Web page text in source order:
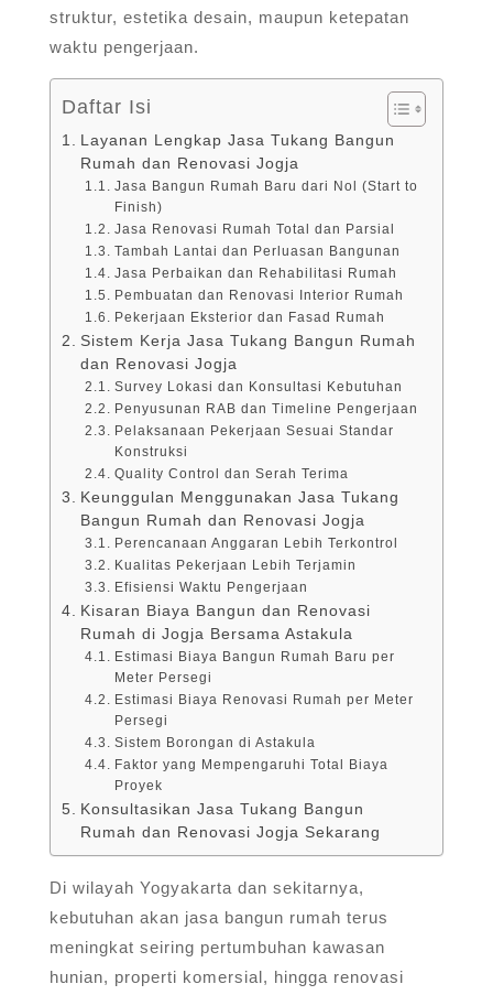
struktur, estetika desain, maupun ketepatan
waktu pengerjaan.
Daftar Isi
Layanan Lengkap Jasa Tukang Bangun
Rumah dan Renovasi Jogja
Jasa Bangun Rumah Baru dari Nol (Start to
Finish)
Jasa Renovasi Rumah Total dan Parsial
Tambah Lantai dan Perluasan Bangunan
Jasa Perbaikan dan Rehabilitasi Rumah
Pembuatan dan Renovasi Interior Rumah
Pekerjaan Eksterior dan Fasad Rumah
Sistem Kerja Jasa Tukang Bangun Rumah
dan Renovasi Jogja
Survey Lokasi dan Konsultasi Kebutuhan
Penyusunan RAB dan Timeline Pengerjaan
Pelaksanaan Pekerjaan Sesuai Standar
Konstruksi
Quality Control dan Serah Terima
Keunggulan Menggunakan Jasa Tukang
Bangun Rumah dan Renovasi Jogja
Perencanaan Anggaran Lebih Terkontrol
Kualitas Pekerjaan Lebih Terjamin
Efisiensi Waktu Pengerjaan
Kisaran Biaya Bangun dan Renovasi
Rumah di Jogja Bersama Astakula
Estimasi Biaya Bangun Rumah Baru per
Meter Persegi
Estimasi Biaya Renovasi Rumah per Meter
Persegi
Sistem Borongan di Astakula
Faktor yang Mempengaruhi Total Biaya
Proyek
Konsultasikan Jasa Tukang Bangun
Rumah dan Renovasi Jogja Sekarang
Di wilayah Yogyakarta dan sekitarnya,
kebutuhan akan jasa bangun rumah terus
meningkat seiring pertumbuhan kawasan
hunian, properti komersial, hingga renovasi